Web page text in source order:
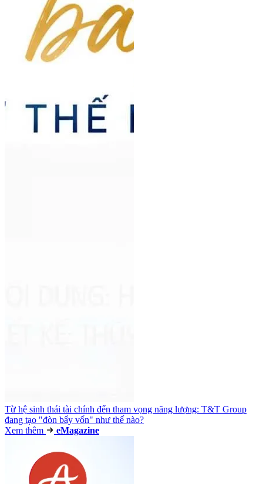
Từ hệ sinh thái tài chính đến tham vọng năng lượng: T&T Group
đang tạo "đòn bẩy vốn" như thế nào?
Xem thêm
eMagazine